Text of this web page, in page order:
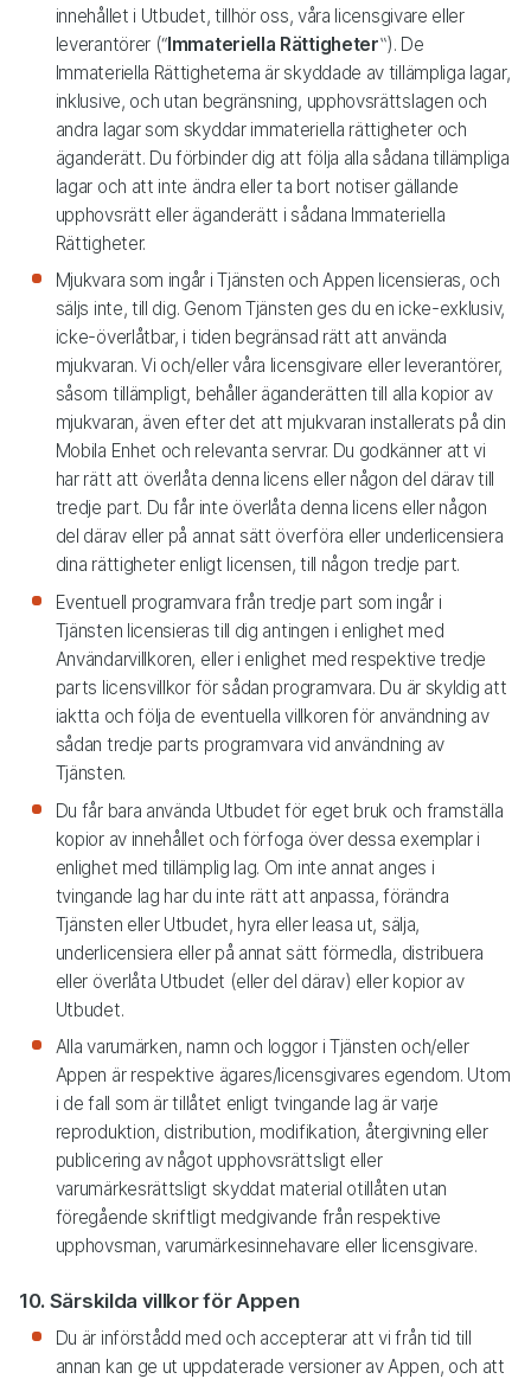
innehållet i Utbudet, tillhör oss, våra licensgivare eller
leverantörer (“Immateriella Rättigheter‟). De
Immateriella Rättigheterna är skyddade av tillämpliga lagar,
inklusive, och utan begränsning, upphovsrättslagen och
andra lagar som skyddar immateriella rättigheter och
äganderätt. Du förbinder dig att följa alla sådana tillämpliga
lagar och att inte ändra eller ta bort notiser gällande
upphovsrätt eller äganderätt i sådana Immateriella
Rättigheter.
Mjukvara som ingår i Tjänsten och Appen licensieras, och
säljs inte, till dig. Genom Tjänsten ges du en icke-exklusiv,
icke-överlåtbar, i tiden begränsad rätt att använda
mjukvaran. Vi och/eller våra licensgivare eller leverantörer,
såsom tillämpligt, behåller äganderätten till alla kopior av
mjukvaran, även efter det att mjukvaran installerats på din
Mobila Enhet och relevanta servrar. Du godkänner att vi
har rätt att överlåta denna licens eller någon del därav till
tredje part. Du får inte överlåta denna licens eller någon
del därav eller på annat sätt överföra eller underlicensiera
dina rättigheter enligt licensen, till någon tredje part.
Eventuell programvara från tredje part som ingår i
Tjänsten licensieras till dig antingen i enlighet med
Användarvillkoren, eller i enlighet med respektive tredje
parts licensvillkor för sådan programvara. Du är skyldig att
iaktta och följa de eventuella villkoren för användning av
sådan tredje parts programvara vid användning av
Tjänsten.
Du får bara använda Utbudet för eget bruk och framställa
kopior av innehållet och förfoga över dessa exemplar i
enlighet med tillämplig lag. Om inte annat anges i
tvingande lag har du inte rätt att anpassa, förändra
Tjänsten eller Utbudet, hyra eller leasa ut, sälja,
underlicensiera eller på annat sätt förmedla, distribuera
eller överlåta Utbudet (eller del därav) eller kopior av
Utbudet.
Alla varumärken, namn och loggor i Tjänsten och/eller
Appen är respektive ägares/licensgivares egendom. Utom
i de fall som är tillåtet enligt tvingande lag är varje
reproduktion, distribution, modifikation, återgivning eller
publicering av något upphovsrättsligt eller
varumärkesrättsligt skyddat material otillåten utan
föregående skriftligt medgivande från respektive
upphovsman, varumärkesinnehavare eller licensgivare.
10. Särskilda villkor för Appen
Du är införstådd med och accepterar att vi från tid till
annan kan ge ut uppdaterade versioner av Appen, och att